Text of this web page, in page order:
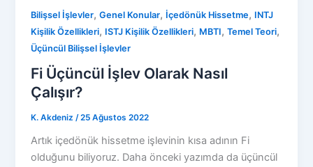
Bilişsel İşlevler,Genel Konular, İçedönük Hissetme, INTJ
Kişilik Özellikleri, ISTJ Kişilik Özellikleri, MBTI,Temel Teori,
Üçüncül Bilişsel İşlevler
Fi Üçüncül İşlev Olarak Nasıl
Çalışır?
K. Akdeniz/25 Ağustos 2022
Artık içedönük hissetme işlevinin kısa adının Fi
olduğunu biliyoruz. Daha önceki yazımda da üçüncül